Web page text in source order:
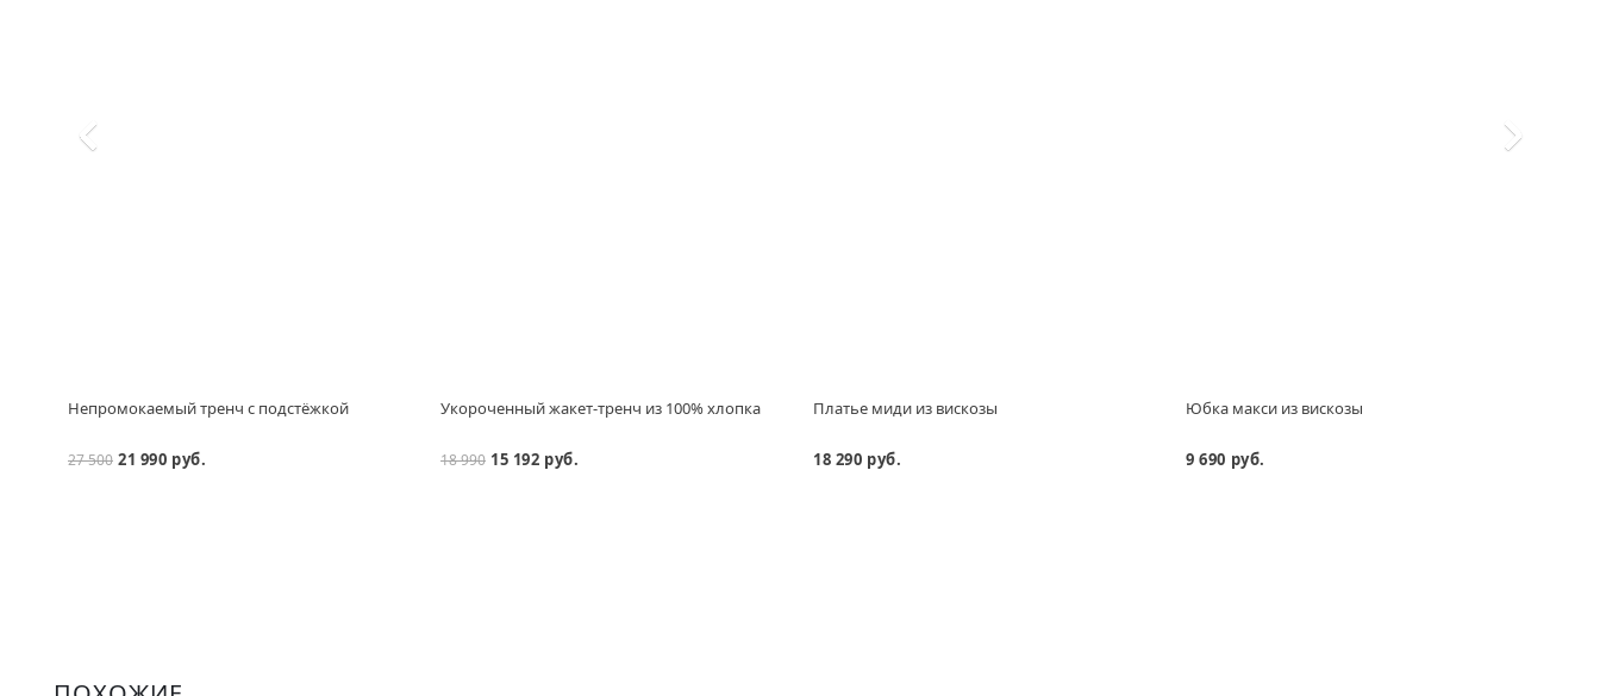
Непромокаемый тренч с подстёжкой
27 500 21 990 руб.
Укороченный жакет-тренч из 100% хлопка
18 990 15 192 руб.
Платье миди из вискозы
18 290 руб.
Юбка макси из вискозы
9 690 руб.